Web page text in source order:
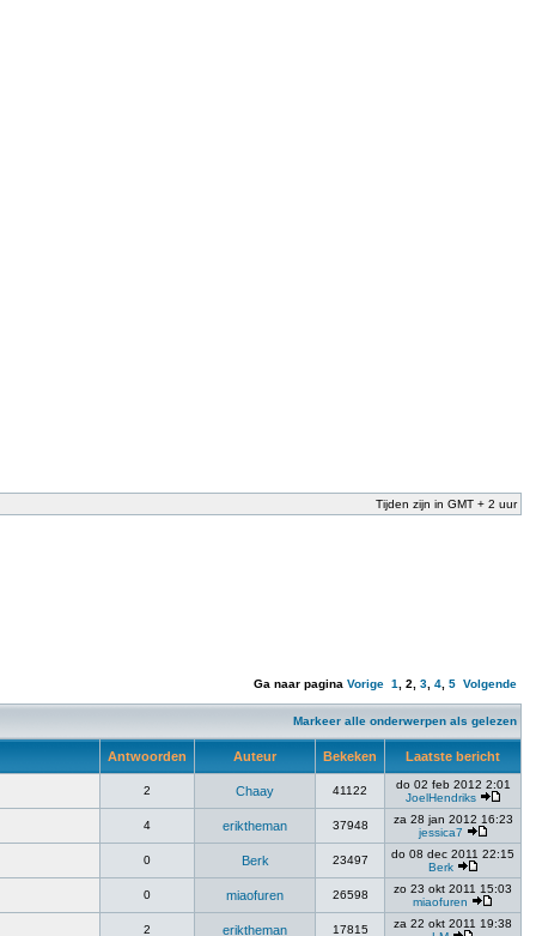
Tijden zijn in GMT + 2 uur
Ga naar pagina Vorige 1 2 3 4 5 Volgende
Markeer alle onderwerpen als gelezen
Antwoorden Auteur Bekeken Laatste bericht
2 Chaay 41122
do 02 feb 2012 2:01
JoelHendriks
4 eriktheman 37948
za 28 jan 2012 16:23
jessica7
0 Berk 23497
do 08 dec 2011 22:15
Berk
0 miaofuren 26598
zo 23 okt 2011 15:03
miaofuren
2 eriktheman 17815
za 22 okt 2011 19:38